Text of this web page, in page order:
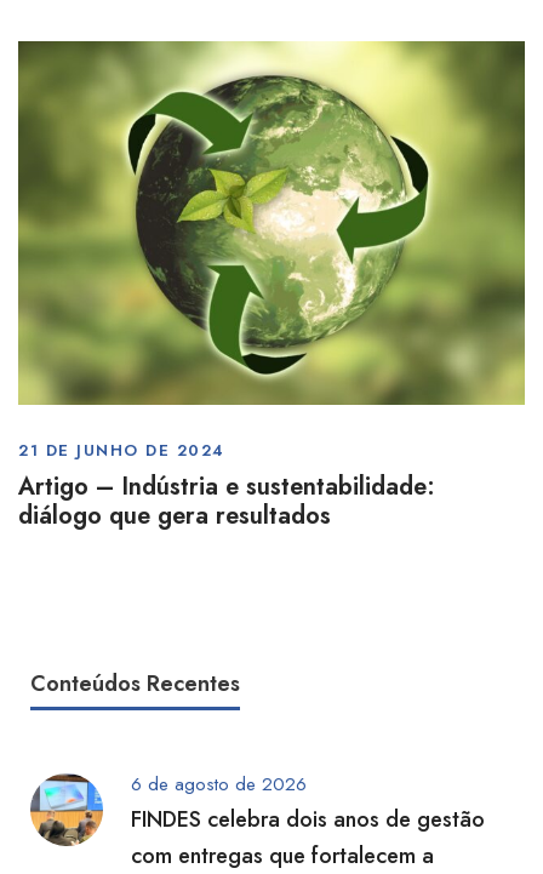
21 DE JUNHO DE 2024
Artigo – Indústria e sustentabilidade:
diálogo que gera resultados
Conteúdos Recentes
6 de agosto de 2026
FINDES celebra dois anos de gestão
com entregas que fortalecem a